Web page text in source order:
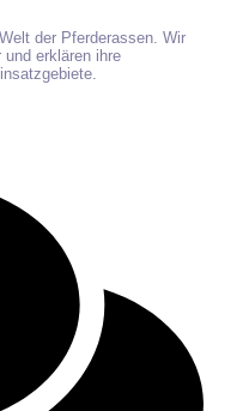
der Pferderassen. Wir
erklären ihre